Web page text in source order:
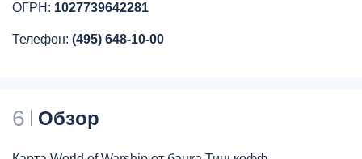
ОГРН: 1027739642281
Телефон: (495) 648-10-00
6 Обзор